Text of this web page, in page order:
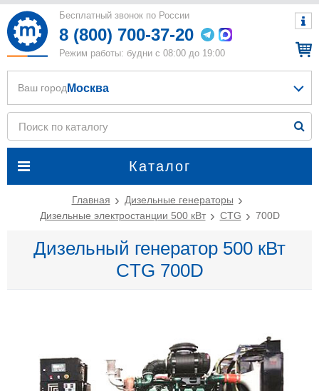
Бесплатный звонок по России
8 (800) 700-37-20
Режим работы: будни с 08:00 до 19:00
Каталог
Ваш город Москва
Главная
Дизельные генераторы
Дизельные электростанции 500 кВт
CTG 700D
Дизельный генератор 500 кВт
CTG 700D